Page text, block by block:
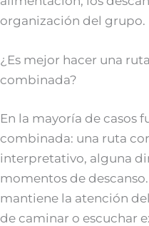
organización del grupo.
¿Es mejor hacer una
combinada?
En la mayoría de casos
combinada: una ruta
interpretativo, alguna
momentos de
mantiene la atención
de caminar o escuchar